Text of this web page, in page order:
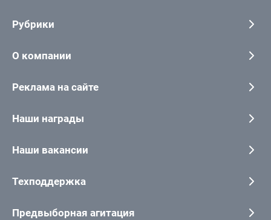
Рубрики
О компании
Реклама на сайте
Наши награды
Наши вакансии
Техподдержка
Предвыборная агитация